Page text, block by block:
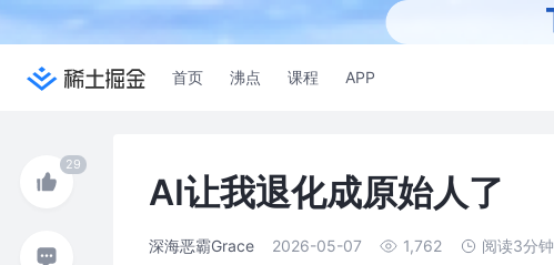
首页 沸点 课程 APP
AI让我退化成原始人了
深海恶霸Grace 2026-05-07 1,762 阅读3分钟